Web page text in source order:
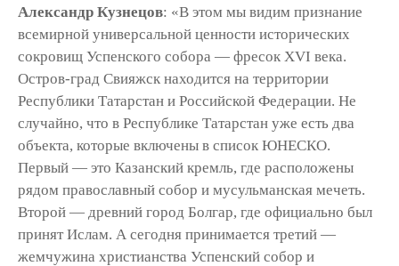
Александр Кузнецов: «В этом мы видим признание
всемирной универсальной ценности исторических
сокровищ Успенского собора — фресок ХVI века.
Остров-град Свияжск находится на территории
Республики Татарстан и Российской Федерации. Не
случайно, что в Республике Татарстан уже есть два
объекта, которые включены в список ЮНЕСКО.
Первый — это Казанский кремль, где расположены
рядом православный собор и мусульманская мечеть.
Второй — древний город Болгар, где официально был
принят Ислам. А сегодня принимается третий —
жемчужина христианства Успенский собор и